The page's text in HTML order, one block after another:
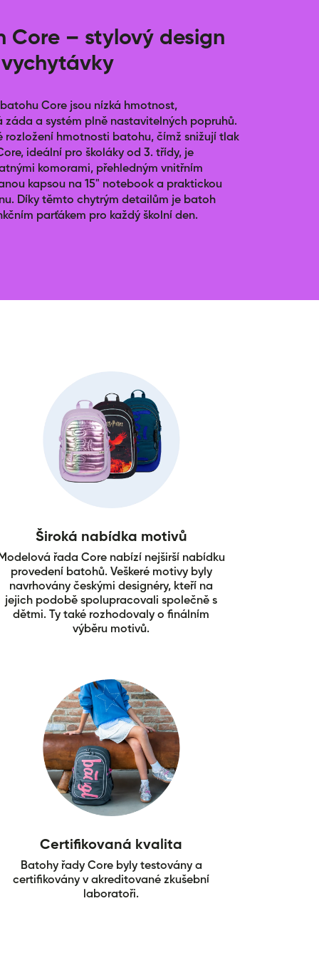
Core – stylový design
Core jsou nízká hmotnost,
a systém plně nastavitelných popruhů.
rozložení hmotnosti batohu, čímž snižují tlak
ideální pro školáky od 3. třídy, je
komorami, přehledným vnitřním
kapsou na 15" notebook a praktickou
Díky těmto chytrým detailům je batoh
parťákem pro každý školní den.
Široká nabídka motivů
řada Core nabízí nejširší nabídku
provedení batohů. Veškeré motivy byly
navrhovány českými designéry, kteří na
jejich podobě spolupracovali společně s
dětmi. Ty také rozhodovaly o finálním
výběru motivů.
Certifikovaná kvalita
Batohy řady Core byly testovány a
certifikovány v akreditované zkušební
laboratoři.